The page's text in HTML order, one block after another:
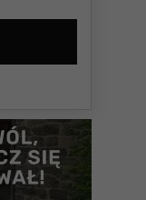
samochodowy